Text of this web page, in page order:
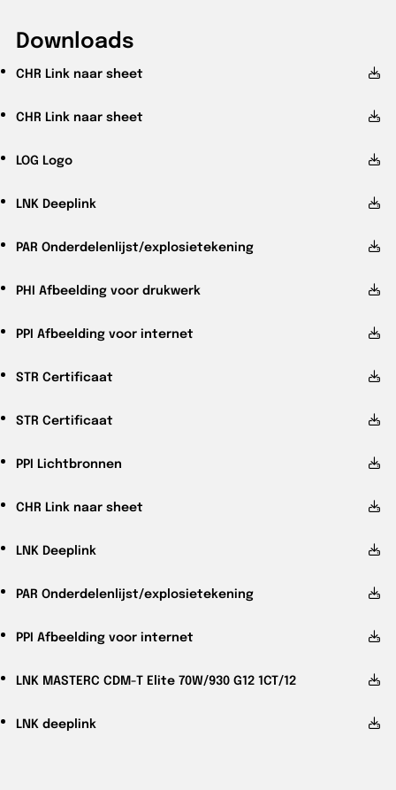
Downloads
CHR Link naar sheet
CHR Link naar sheet
LOG Logo
LNK Deeplink
PAR Onderdelenlijst/explosietekening
PHI Afbeelding voor drukwerk
PPI Afbeelding voor internet
STR Certificaat
STR Certificaat
PPI Lichtbronnen
CHR Link naar sheet
LNK Deeplink
PAR Onderdelenlijst/explosietekening
PPI Afbeelding voor internet
LNK MASTERC CDM-T Elite 70W/930 G12 1CT/12
LNK deeplink